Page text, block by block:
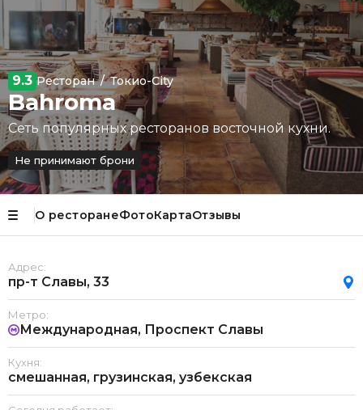
9.3 Ресторан / Токио-City
Bahroma
Сеть популярных ресторанов восточной кухни.
Не принимают брони
О ресторанеФотоКартаОтзывы
Адрес:
пр-т Славы, 33
Метро:
Международная, Проспект Славы
Кухня:
смешанная, грузинская, узбекская